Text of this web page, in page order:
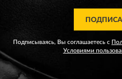
Подписываясь, Вы соглашаетесь с
Условиями